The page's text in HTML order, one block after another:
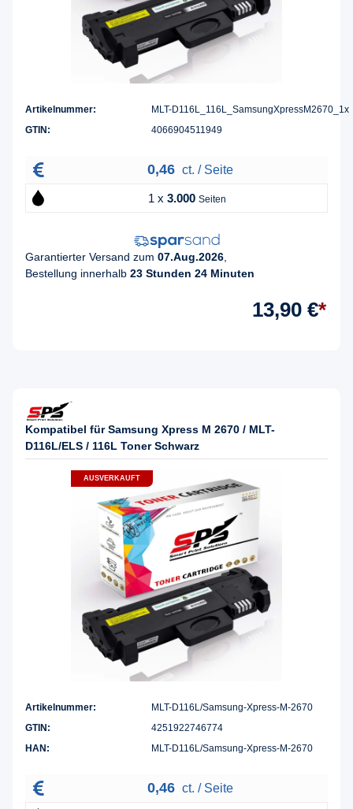
Artikelnummer:
MLT-D116L_116L_SamsungXpressM2670_1x
GTIN:
4066904511949
0,46 ct. / Seite
1 x 3.000 Seiten
Garantierter Versand zum 07.Aug.2026
Bestellung innerhalb 23 Stunden 24 Minuten
13,90 €*
Kompatibel für Samsung Xpress M 2670 / MLT-
D116L/ELS / 116L Toner Schwarz
AUSVERKAUFT
Artikelnummer:
MLT-D116L/Samsung-Xpress-M-2670
GTIN:
4251922746774
HAN:
MLT-D116L/Samsung-Xpress-M-2670
0,46 ct. / Seite